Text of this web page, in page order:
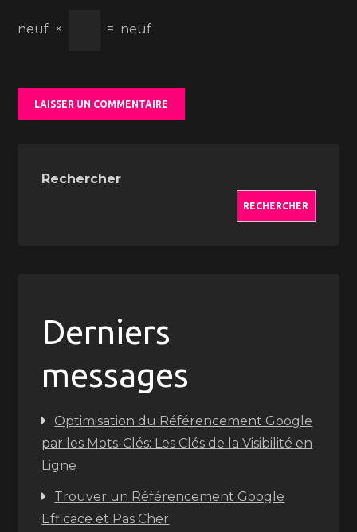
neuf × = neuf
Rechercher
RECHERCHER
Derniers
messages
Optimisation du Référencement Google
par les Mots-Clés: Les Clés de la Visibilité en
Ligne
Trouver un Référencement Google
Efficace et Pas Cher